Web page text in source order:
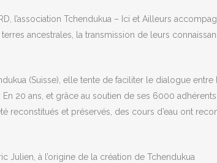
l’association Tchendukua – Ici et Ailleurs
ancestrales, la transmission de leurs
(Suisse), elle tente de faciliter le dialogue
20 ans, et grâce au soutien de ses 6000
reconstitués et préservés, des cours d’eau ont
Julien, à l’origine de la création de Tchendukua